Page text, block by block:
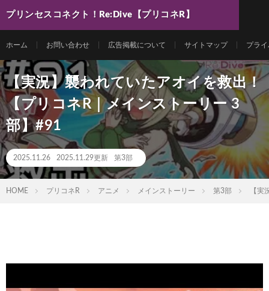
プリンセスコネクト！Re:Dive【プリコネR】
ホーム お問い合わせ 広告掲載について サイトマップ プラ
【実況】襲われていたアオイを救出！
【プリコネR｜メインストーリー 3
部】#91
2025.11.26 2025.11.29更新 第3部
HOME プリコネR アニメ メインストーリー 第3部 【実